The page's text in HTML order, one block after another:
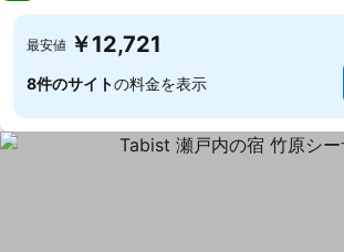
最安値 ￥12,721
8件のサイトの料金を表示